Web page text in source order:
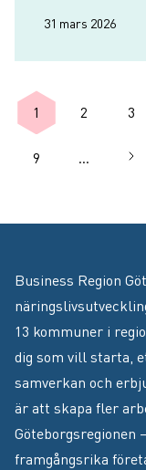
framåt.
31 mars 2026
Paginering
Nuvarande sida
1 Sida
2 Sida
3
Sida
9 … ››
Business Region
13 kommuner i
dig som vill starta,
samverkan och
är att skapa fler
framgångsrika